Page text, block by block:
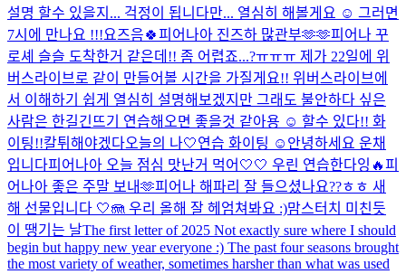
설명 할수 있을지... 걱정이 됩니다만... 열심히 해볼게요 ☺️ 그러면
7시에 만나요 !!!요즈음🍀피어나아 진즈하 많관부🫶🫶피어나 꾸
로셰 슬슬 도착한거 같은데!! 좀 어렵죠...?ㅠㅠㅠ 제가 22일에 위
버스라이브로 같이 만들어볼 시간을 가질게요!! 위버스라이브에
서 이해하기 쉽게 열심히 설명해보겠지만 그래도 불안하다 싶은
사람은 한길긴뜨기 연습해오면 좋을것 같아용 ☺️ 할수 있다!! 화
이팅!!칼튀해야겠다오늘의 나🤍연습 화이팅 ☺️ 안녕하세요 운채
입니다피어나아 오늘 점심 맛난거 먹어🤍🤍 우린 연습한다잉🔥피
어나아 좋은 주말 보내🫶피어나 해파리 잘 들으셨나요??ㅎㅎ 새
해 선물입니다 🤍🪼 우리 올해 잘 헤엄쳐봐요 :)맘스터치 미친듯
이 땡기는 날The first letter of 2025 Not exactly sure where I should
begin but happy new year everyone :) The past four seasons brought
the most variety of weather, sometimes harsher than what was used